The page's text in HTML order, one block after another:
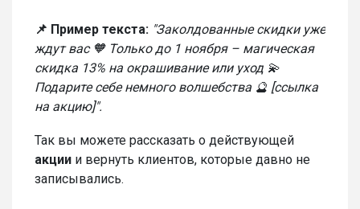
📌 Пример текста: "Заколдованные скидки уже
ждут вас 🧡 Только до 1 ноября – магическая
скидка 13% на окрашивание или уход 💫
Подарите себе немного волшебства 🔮 [ссылка
на акцию]".
Так вы можете рассказать о действующей
акции и вернуть клиентов, которые давно не
записывались.